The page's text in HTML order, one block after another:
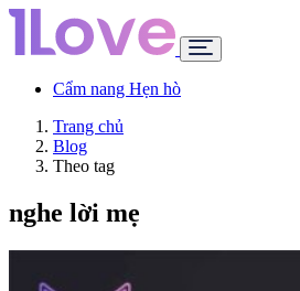
Cẩm nang Hẹn hò
Trang chủ
Blog
Theo tag
nghe lời mẹ